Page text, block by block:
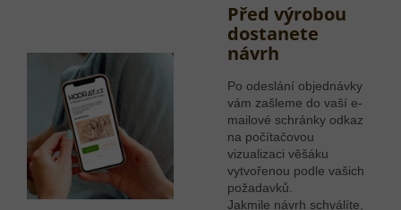
Před výrobou
dostanete
návrh
Po odeslání objednávky
vám zašleme do vaší e-
mailové schránky odkaz
na počítačovou
vizualizaci věšáku
vytvořenou podle vašich
požadavků.
Jakmile návrh schválíte,